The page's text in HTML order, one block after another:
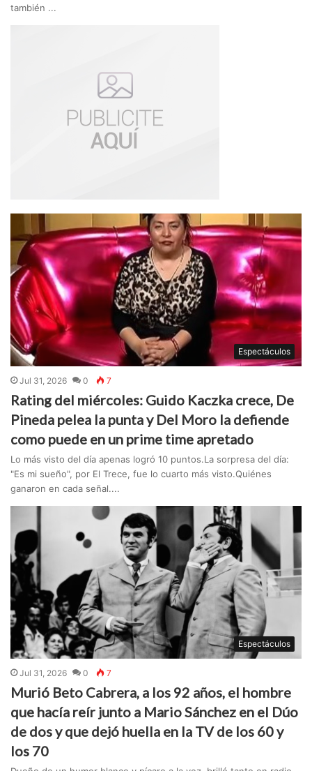
también ...
Espectáculos
Jul 31, 2026 0 7
Rating del miércoles: Guido Kaczka crece, De
Pineda pelea la punta y Del Moro la defiende
como puede en un prime time apretado
Lo más visto del día apenas logró 10 puntos.La sorpresa del día:
"Es mi sueño", por El Trece, fue lo cuarto más visto.Quiénes
ganaron en cada señal....
Espectáculos
Jul 31, 2026 0 7
Murió Beto Cabrera, a los 92 años, el hombre
que hacía reír junto a Mario Sánchez en el Dúo
de dos y que dejó huella en la TV de los 60 y
los 70